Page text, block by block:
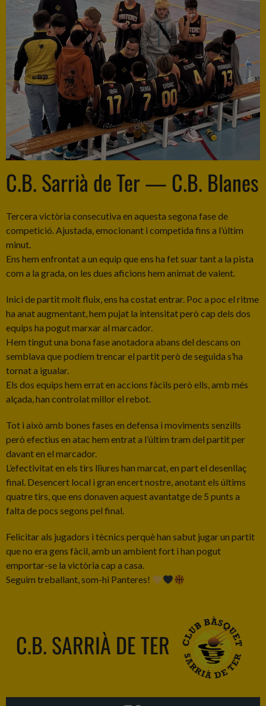
C.B. Sarrià de Ter — C.B. Blanes
Tercera victòria consecutiva en aquesta segona fase de
competició. Ajustada, emocionant i competida fins a l’últim
minut.
Ens hem enfrontat a un equip que ens ha fet suar tant a la pista
com a la grada, on les dues aficions hem animat de valent.
Inici de partit molt fluix, ens ha costat entrar. Poc a poc el ritme
ha anat augmentant, hem pujat la intensitat però cap dels dos
equips ha pogut marxar al marcador.
Hem tingut una bona fase anotadora abans del descans on
semblava que podíem trencar el partit però de seguida s’ha
tornat a igualar.
Els dos equips hem errat en accions fàcils però ells, amb més
alçada, han controlat millor el rebot.
Tot i això amb bones fases en defensa i moviments senzills
però efectius en atac hem entrat a l’últim tram del partit per
davant en el marcador.
L’efectivitat en els tirs lliures han marcat, en part el desenllaç
final. Desencert local i gran encert nostre, anotant els últims
quatre tirs, que ens donaven aquest avantatge de 5 punts a
falta de pocs segons pel final.
Felicitar als jugadors i tècnics perquè han sabut jugar un partit
que no era gens fàcil, amb un ambient fort i han pogut
emportar-se la victòria cap a casa.
Seguim treballant, som-hi Panteres!
C.B. SARRIÀ DE TER